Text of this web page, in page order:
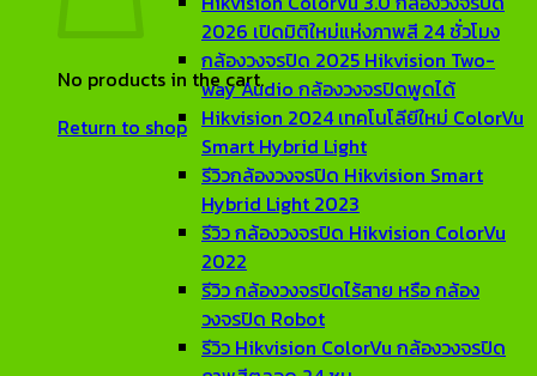
No products in the cart.
Return to shop
2026 เปิดมิติใหม่แห่งภาพสี 24 ชั่วโมง
กล้องวงจรปิด 2025 Hikvision Two-
way Audio กล้องวงจรปิดพูดได้
Hikvision 2024 เทคโนโลียีใหม่ ColorVu
Smart Hybrid Light
รีวิวกล้องวงจรปิด Hikvision Smart
Hybrid Light 2023
รีวิว กล้องวงจรปิด Hikvision ColorVu
2022
รีวิว กล้องวงจรปิดไร้สาย หรือ กล้อง
วงจรปิด Robot
รีวิว Hikvision ColorVu กล้องวงจรปิด